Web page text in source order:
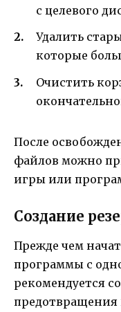
с целевого
Удалить
которые
Очистить
После
файлов можно
игры или
Создание
Прежде чем
программы с
рекомендуется
предотвращения